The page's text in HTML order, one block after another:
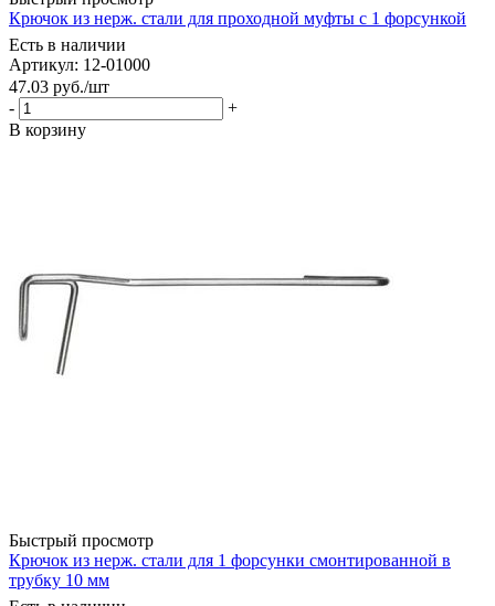
Крючок из нерж. стали для проходной муфты с 1 форсункой
Есть в наличии
Артикул: 12-01000
47.03 руб./шт
-
+
В корзину
Быстрый просмотр
Крючок из нерж. стали для 1 форсунки смонтированной в
трубку 10 мм